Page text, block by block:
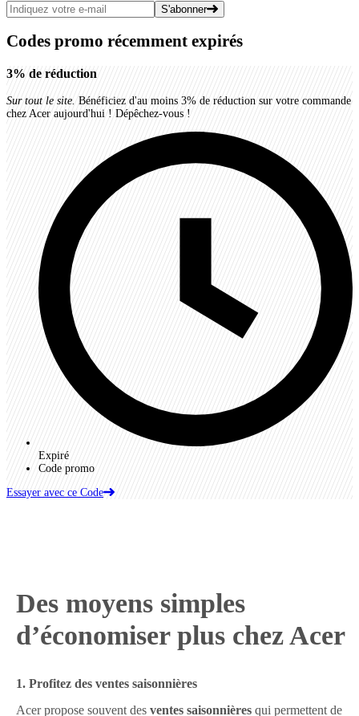
S'abonner
Codes promo récemment expirés
3% de réduction
Sur tout le site. Bénéficiez d'au moins 3% de réduction sur votre commande
chez Acer aujourd'hui ! Dépêchez-vous !
Expiré
Code promo
Essayer avec ce Code
Des moyens simples
d’économiser plus chez Acer
1. Profitez des ventes saisonnières
Acer propose souvent des ventes saisonnières qui permettent de